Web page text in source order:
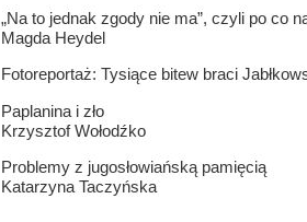
„Na to jednak zgody nie ma”, czyli po co
Magda Heydel
Fotoreportaż: Tysiące bitew braci
Paplanina i zło
Krzysztof Wołodźko
Problemy z jugosłowiańską pamięcią
Katarzyna Taczyńska